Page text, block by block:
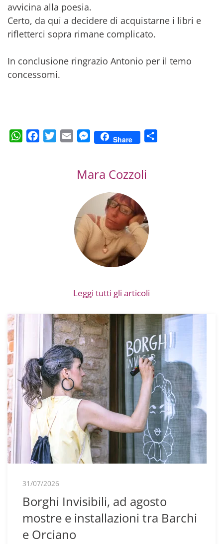
avvicina alla poesia.
Certo, da qui a decidere di acquistarne i libri e
rifletterci sopra rimane complicato.
In conclusione ringrazio Antonio per il temo
concessomi.
WhatsAppFacebookTwitterEmail Messenger
Share
Mara Cozzoli
Leggi tutti gli articoli
31/07/2026
Borghi Invisibili, ad agosto
mostre e installazioni tra Barchi
e Orciano